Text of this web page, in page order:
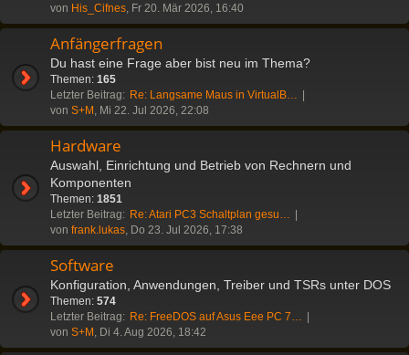
von His_Cifnes, Fr 20. Mär 2026, 16:40
Anfängerfragen
Du hast eine Frage aber bist neu im Thema?
Themen: 165
Letzter Beitrag: Re: Langsame Maus in VirtualB…
von S+M , Mi 22. Jul 2026, 22:08
Hardware
Auswahl, Einrichtung und Betrieb von Rechnern und
Komponenten
Themen: 1851
Letzter Beitrag: Re: Atari PC3 Schaltplan gesu…
von frank.lukas, Do 23. Jul 2026, 17:38
Software
Konfiguration, Anwendungen, Treiber und TSRs unter DOS
Themen: 574
Letzter Beitrag: Re: FreeDOS auf Asus Eee PC 7…
von S+M , Di 4. Aug 2026, 18:42